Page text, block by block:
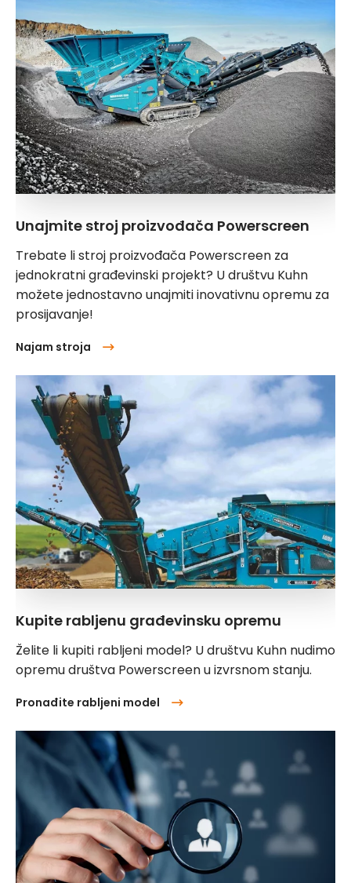
Unajmite stroj proizvođača Powerscreen
Trebate li stroj proizvođača Powerscreen za
jednokratni građevinski projekt? U društvu Kuhn
možete jednostavno unajmiti inovativnu opremu za
prosijavanje!
Najam stroja
Kupite rabljenu građevinsku opremu
Želite li kupiti rabljeni model? U društvu Kuhn nudimo
opremu društva Powerscreen u izvrsnom stanju.
Pronađite rabljeni model